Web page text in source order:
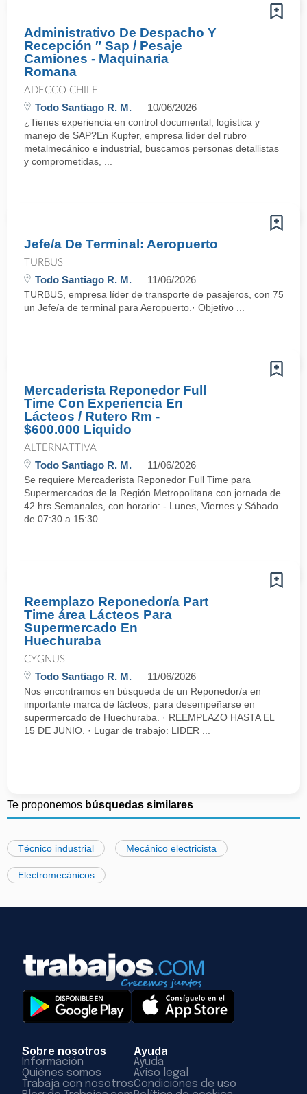
Administrativo De Despacho Y
Recepción ″ Sap / Pesaje
Camiones - Maquinaria
Romana
ADECCO CHILE
Todo Santiago R. M. 10/06/2026
¿Tienes experiencia en control documental, logística y
manejo de SAP?En Kupfer, empresa líder del rubro
metalmecánico e industrial, buscamos personas detallistas
y comprometidas, ...
Jefe/a De Terminal: Aeropuerto
TURBUS
Todo Santiago R. M. 11/06/2026
TURBUS, empresa líder de transporte de pasajeros, con 75
un Jefe/a de terminal para Aeropuerto.· Objetivo ...
Mercaderista Reponedor Full
Time Con Experiencia En
Lácteos / Rutero Rm -
$600.000 Liquido
ALTERNATTIVA
Todo Santiago R. M. 11/06/2026
Se requiere Mercaderista Reponedor Full Time para
Supermercados de la Región Metropolitana con jornada de
42 hrs Semanales, con horario: - Lunes, Viernes y Sábado
de 07:30 a 15:30 ...
Reemplazo Reponedor/a Part
Time área Lácteos Para
Supermercado En
Huechuraba
CYGNUS
Todo Santiago R. M. 11/06/2026
Nos encontramos en búsqueda de un Reponedor/a en
importante marca de lácteos, para desempeñarse en
supermercado de Huechuraba. · REEMPLAZO HASTA EL
15 DE JUNIO. · Lugar de trabajo: LIDER ...
Te proponemos búsquedas similares
Técnico industrial Mecánico electricista
Electromecánicos
Sobre nosotros
Información
Quiénes somos
Trabaja con nosotros
Ayuda
Ayuda
Aviso legal
Condiciones de uso